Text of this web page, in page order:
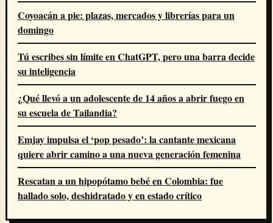
Coyoacán a pie: plazas, mercados y librerías para un
domingo
Tú escribes sin límite en ChatGPT, pero una barra decide
su inteligencia
¿Qué llevó a un adolescente de 14 años a abrir fuego en
su escuela de Tailandia?
Emjay impulsa el ‘pop pesado’: la cantante mexicana
quiere abrir camino a una nueva generación femenina
Rescatan a un hipopótamo bebé en Colombia: fue
hallado solo, deshidratado y en estado crítico